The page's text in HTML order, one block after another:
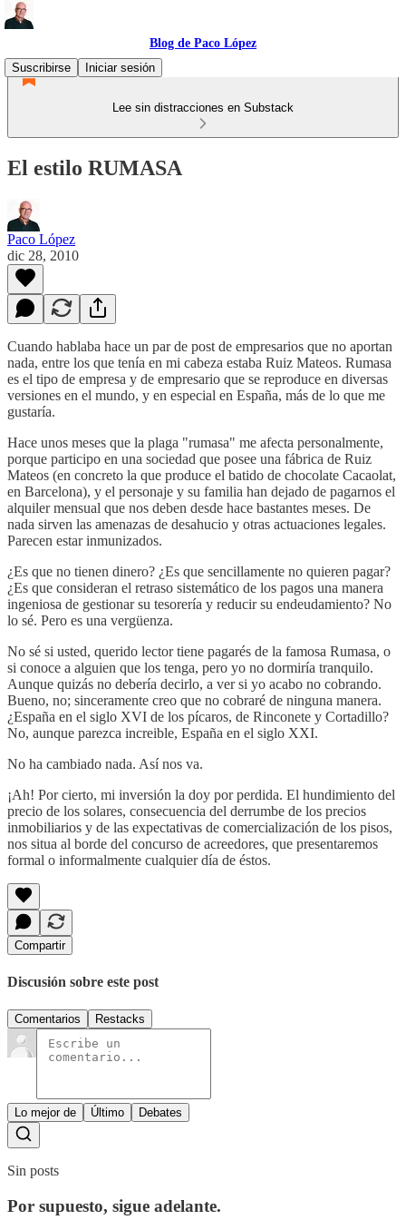
Blog de Paco López
Suscribirse
Iniciar sesión
Lee sin distracciones en Substack
El estilo RUMASA
Paco López
dic 28, 2010
Cuando hablaba hace un par de post de empresarios que no aportan
nada, entre los que tenía en mi cabeza estaba Ruiz Mateos. Rumasa
es el tipo de empresa y de empresario que se reproduce en diversas
versiones en el mundo, y en especial en España, más de lo que me
gustaría.
Hace unos meses que la plaga "rumasa" me afecta personalmente,
porque participo en una sociedad que posee una fábrica de Ruiz
Mateos (en concreto la que produce el batido de chocolate Cacaolat,
en Barcelona), y el personaje y su familia han dejado de pagarnos el
alquiler mensual que nos deben desde hace bastantes meses. De
nada sirven las amenazas de desahucio y otras actuaciones legales.
Parecen estar inmunizados.
¿Es que no tienen dinero? ¿Es que sencillamente no quieren pagar?
¿Es que consideran el retraso sistemático de los pagos una manera
ingeniosa de gestionar su tesorería y reducir su endeudamiento? No
lo sé. Pero es una vergüenza.
No sé si usted, querido lector tiene pagarés de la famosa Rumasa, o
si conoce a alguien que los tenga, pero yo no dormiría tranquilo.
Aunque quizás no debería decirlo, a ver si yo acabo no cobrando.
Bueno, no; sinceramente creo que no cobraré de ninguna manera.
¿España en el siglo XVI de los pícaros, de Rinconete y Cortadillo?
No, aunque parezca increible, España en el siglo XXI.
No ha cambiado nada. Así nos va.
¡Ah! Por cierto, mi inversión la doy por perdida. El hundimiento del
precio de los solares, consecuencia del derrumbe de los precios
inmobiliarios y de las expectativas de comercialización de los pisos,
nos situa al borde del concurso de acreedores, que presentaremos
formal o informalmente cualquier día de éstos.
Compartir
Discusión sobre este post
Comentarios Restacks
Lo mejor de Último Debates
Sin posts
Por supuesto, sigue adelante.